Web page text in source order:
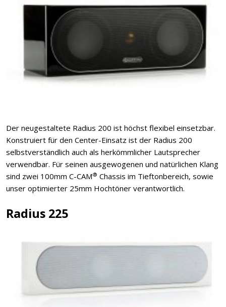
Der neugestaltete Radius 200 ist höchst flexibel einsetzbar.
Konstruiert für den Center-Einsatz ist der Radius 200
selbstverständlich auch als herkömmlicher Lautsprecher
verwendbar. Für seinen ausgewogenen und natürlichen Klang
sind zwei 100mm C-CAM® Chassis im Tieftonbereich, sowie
unser optimierter 25mm Hochtöner verantwortlich.
Radius 225